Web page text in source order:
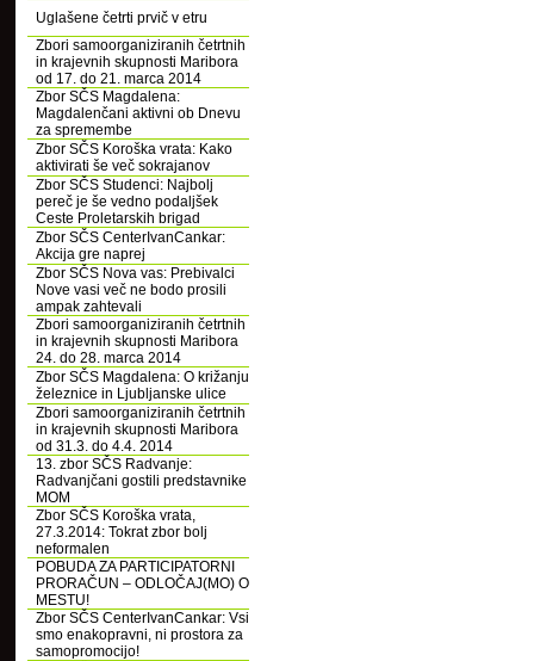
Uglašene četrti prvič v etru
Zbori samoorganiziranih četrtnih
in krajevnih skupnosti Maribora
od 17. do 21. marca 2014
Zbor SČS Magdalena:
Magdalenčani aktivni ob Dnevu
za spremembe
Zbor SČS Koroška vrata: Kako
aktivirati še več sokrajanov
Zbor SČS Studenci: Najbolj
pereč je še vedno podaljšek
Ceste Proletarskih brigad
Zbor SČS CenterIvanCankar:
Akcija gre naprej
Zbor SČS Nova vas: Prebivalci
Nove vasi več ne bodo prosili
ampak zahtevali
Zbori samoorganiziranih četrtnih
in krajevnih skupnosti Maribora
24. do 28. marca 2014
Zbor SČS Magdalena: O križanju
železnice in Ljubljanske ulice
Zbori samoorganiziranih četrtnih
in krajevnih skupnosti Maribora
od 31.3. do 4.4. 2014
13. zbor SČS Radvanje:
Radvanjčani gostili predstavnike
MOM
Zbor SČS Koroška vrata,
27.3.2014: Tokrat zbor bolj
neformalen
POBUDA ZA PARTICIPATORNI
PRORAČUN – ODLOČAJ(MO) O
MESTU!
Zbor SČS CenterIvanCankar: Vsi
smo enakopravni, ni prostora za
samopromocijo!